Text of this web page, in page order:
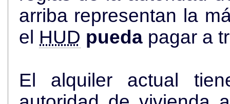
arriba representan la más alta cantidad de dólares que
el HUD puedapagar a
El alquiler actual